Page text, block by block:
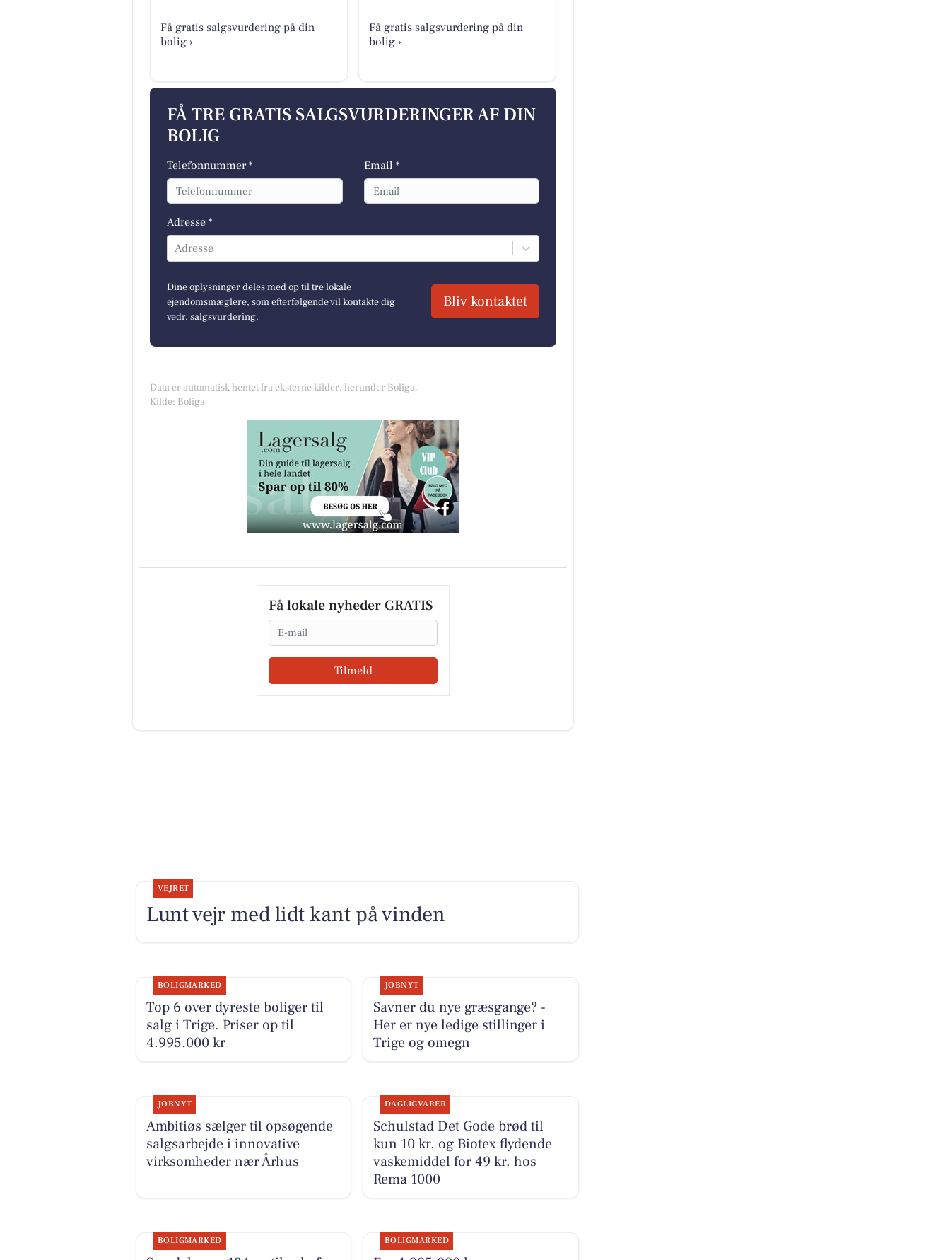
Få gratis salgsvurdering på din
bolig ›
Få gratis salgsvurdering på din
bolig ›
FÅ TRE GRATIS SALGSVURDERINGER AF DIN
BOLIG
Telefonnummer * Email *
Adresse *
Adresse
Dine oplysninger deles med op til tre lokale
ejendomsmæglere, som efterfølgende vil kontakte dig
vedr. salgsvurdering.
Bliv kontaktet
Data er automatisk hentet fra eksterne kilder, herunder Boliga.
Kilde: Boliga
Få lokale nyheder GRATIS
Email
Tilmeld
VEJRET
Lunt vejr med lidt kant på vinden
BOLIGMARKED
Top 6 over dyreste boliger til
salg i Trige. Priser op til
4.995.000 kr
JOBNYT
Savner du nye græsgange? -
Her er nye ledige stillinger i
Trige og omegn
JOBNYT
Ambitiøs sælger til opsøgende
salgsarbejde i innovative
virksomheder nær Århus
DAGLIGVARER
Schulstad Det Gode brød til
kun 10 kr. og Biotex flydende
vaskemiddel for 49 kr. hos
Rema 1000
BOLIGMARKED BOLIGMARKED